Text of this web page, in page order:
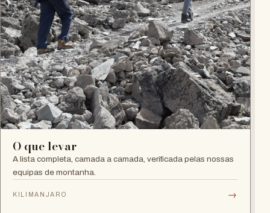
O que levar
A lista completa, camada a camada, verificada pelas nossas
equipas de montanha.
KILIMANJARO →